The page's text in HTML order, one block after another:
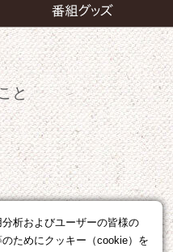
析およびユーザーの皆様の
ためにクッキー（cookie）を
と